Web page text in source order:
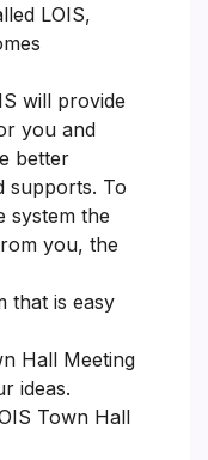
LOIS,
will provide
you and
better
supports. To
system the
you, the
that is easy
Hall Meeting
ideas.
Town Hall